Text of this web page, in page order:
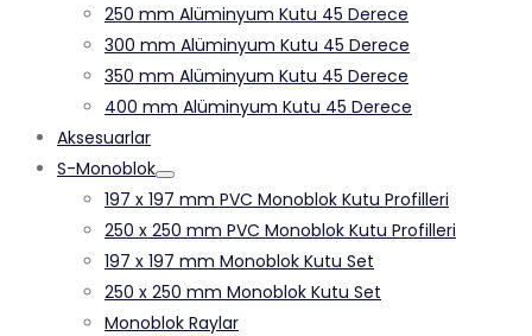
250 mm Alüminyum Kutu 45 Derece
300 mm Alüminyum Kutu 45 Derece
350 mm Alüminyum Kutu 45 Derece
400 mm Alüminyum Kutu 45 Derece
Aksesuarlar
S-Monoblok
197 x 197 mm PVC Monoblok Kutu Profilleri
250 x 250 mm PVC Monoblok Kutu Profilleri
197 x 197 mm Monoblok Kutu Set
250 x 250 mm Monoblok Kutu Set
Monoblok Raylar